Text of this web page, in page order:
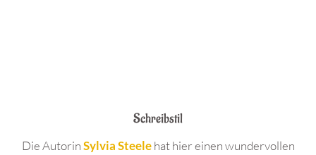
Schreibstil
Die AutorinSylvia Steelehat hier einen wundervollen